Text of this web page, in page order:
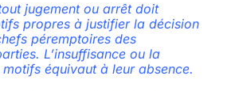
jugement ou arrêt doit
propres à justifier la décision
péremptoires des
L’insuffisance ou la
équivaut à leur absence.